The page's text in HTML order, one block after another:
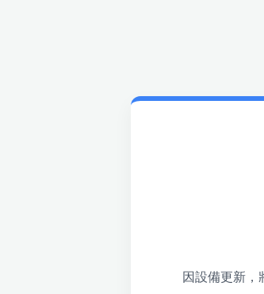
因設備更新，